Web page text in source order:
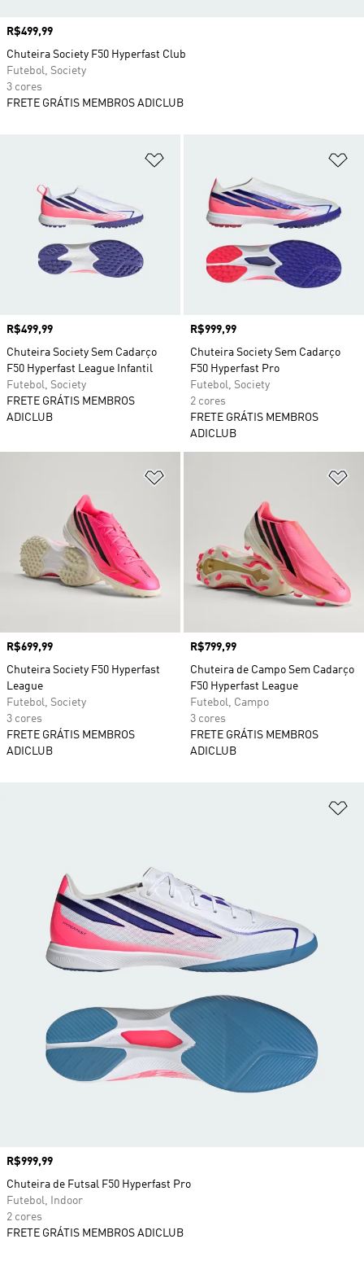
Preço
R$499,99
Chuteira Society Sem Cadarço
F50 Hyperfast League Infantil
Futebol, Society
FRETE GRÁTIS MEMBROS
ADICLUB
Preço
R$999,99
Chuteira Society Sem Cadarço
F50 Hyperfast Pro
Futebol, Society
2 cores
FRETE GRÁTIS MEMBROS
ADICLUB
Adicionar à Lista de Desejos
Preço
R$699,99
Chuteira Society F50 Hyperfast
League
Futebol, Society
3 cores
FRETE GRÁTIS MEMBROS
ADICLUB
Preço
R$799,99
Chuteira de Campo Sem Cadarço
F50 Hyperfast League
Futebol, Campo
3 cores
FRETE GRÁTIS MEMBROS
ADICLUB
Preço
R$999,99
Chuteira de Futsal F50 Hyperfast Pro
Futebol, Indoor
2 cores
FRETE GRÁTIS MEMBROS ADICLUB
Preço
R$499,99
Chuteira Society F50 Hyperfast Club
Futebol, Society
3 cores
FRETE GRÁTIS MEMBROS ADICLUB